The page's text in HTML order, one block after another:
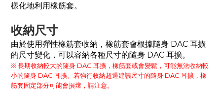
樣化地利用橡筋套。
收納尺寸
由於使用彈性橡筋套收納，橡筋套會根據隨身 DAC 耳擴
的尺寸變化，可以容納各種尺寸的隨身 DAC 耳擴。
※ 長期收納較大的隨身 DAC 耳擴，橡筋套或會變鬆，可能無法收納較
小的隨身 DAC 耳擴。若強行收納超過建議尺寸的隨身 DAC 耳擴，橡
筋套固定部分可能會損壞，請注意。